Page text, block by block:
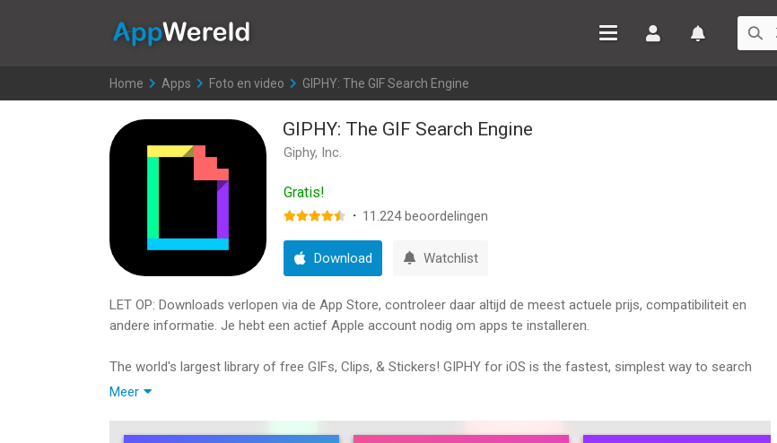
Home >
Apps >
Foto en video >
GIPHY: The GIF Search Engine
GIPHY: The GIF Search Engine
Giphy, Inc.
Gratis!
· 11.224beoordelingen
Download Watchlist
LET OP: Downloads verlopen via de App Store, controleer daar altijd de meest actuele prijs, compatibiliteit en
andere informatie. Je hebt een actief Apple account nodig om apps te installeren.
The world's largest library of free GIFs, Clips, & Stickers! GIPHY for iOS is the fastest, simplest way to search
and share short form content and animated reactions across all of your favorite social channels such as
Meer